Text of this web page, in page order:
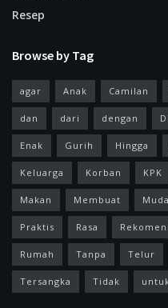
Resep
Browse by Tag
agar Anak Camilan
dan dari dengan
Enak Gurih Hingga
Keluarga Korban KPK
Makan Membuat
Praktis Rasa
Rumah Tanpa Telur
Tersangka Tidak